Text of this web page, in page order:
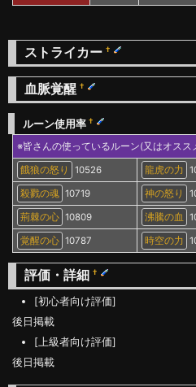
ストライカー †
血脈覚醒 †
ルーン使用率 †
※皆さんの使っているルーン(又はオス
餓狼の怒り 10526 龍虎の力
殺戮の魂 10719 神の怒り
荊棘の心 10809 沸騰の血
覚醒の心 10787 時空の力
評価・詳細 †
[初心者向け評価]
後日掲載
[上級者向け評価]
後日掲載